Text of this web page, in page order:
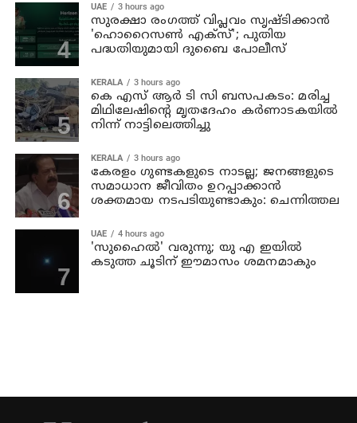
UAE 3 hours ago
സുരക്ഷാ രംഗത്ത് വിപ്ലവം സൃഷ്ടിക്കാന്‍
'ഹൊറൈസണ്‍ എക്‌സ്'; പുതിയ
പദ്ധതിയുമായി ദുബൈ പോലീസ്
KERALA 3 hours ago
കെ എസ് ആര്‍ ടി സി ബസപകടം: മരിച്ച
മിഥിലേഷിന്റെ മൃതദേഹം കര്‍ണാടകയില്‍
നിന്ന് നാട്ടിലെത്തിച്ചു
KERALA 3 hours ago
കേരളം ഗുണ്ടകളുടെ നാടല്ല; ജനങ്ങളുടെ
സമാധാന ജീവിതം ഉറപ്പാക്കാന്‍
ശക്തമായ നടപടിയുണ്ടാകും: ചെന്നിത്തല
UAE 4 hours ago
'സുഹൈല്‍' വരുന്നു; യു എ ഇയില്‍
കടുത്ത ചൂടിന് ഈമാസം ശമനമാകും